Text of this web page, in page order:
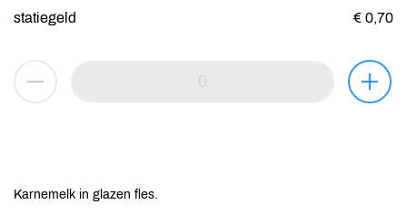
statiegeld € 0,70
Karnemelk in glazen fles.